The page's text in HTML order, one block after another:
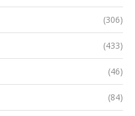
(306)
(433)
(46)
(84)